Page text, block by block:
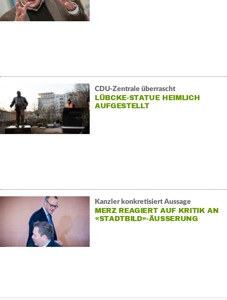
CDU-Zentrale überrascht
LÜBCKE-STATUE HEIMLICH
AUFGESTELLT
Kanzler konkretisiert Aussage
MERZ REAGIERT AUF KRITIK AN
«STADTBILD»-ÄUSSERUNG